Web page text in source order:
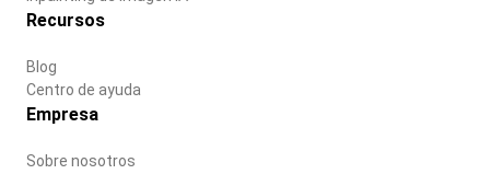
Recursos
Blog
Centro de ayuda
Empresa
Sobre nosotros